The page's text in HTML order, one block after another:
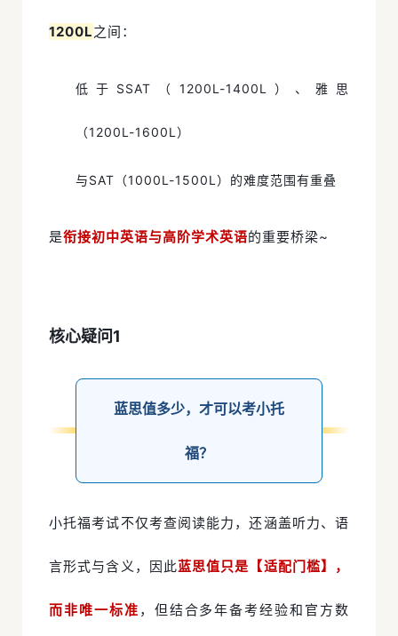
1200L之间：
低于SSAT（1200L-1400L）、雅思
（1200L-1600L）
与SAT（1000L-1500L）的难度范围有重叠
是衔接初中英语与高阶学术英语的重要桥梁~
核心疑问1
蓝思值多少，才可以考小托
福？
小托福考试不仅考查阅读能力，还涵盖听力、语
言形式与含义，因此蓝思值只是【适配门槛】，
而非唯一标准 ，但结合多年备考经验和官方数